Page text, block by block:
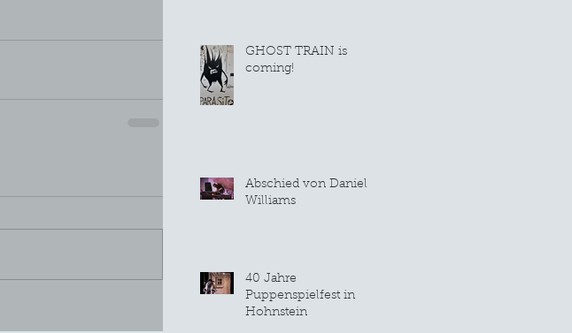
GHOST TRAIN is
coming!
Abschied von Daniel
Williams
40 Jahre
Puppenspielfest in
Hohnstein